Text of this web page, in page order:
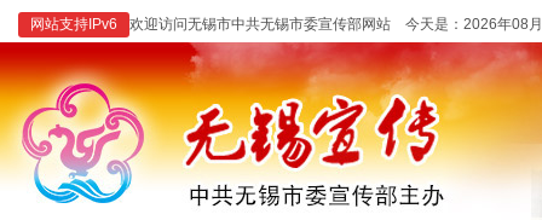
网站支持IPv6 欢迎访问无锡市中共无锡市委宣传部网站 今天是： 2026年08